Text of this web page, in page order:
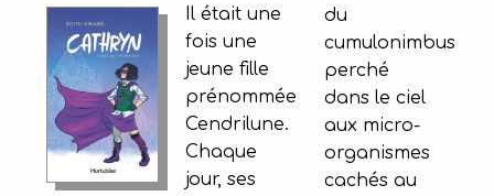
Il était une
fois une
jeune fille
prénommée
Cendrilune.
Chaque
jour, ses
du
cumulonimbus
perché
dans le ciel
aux micro-
organismes
cachés au